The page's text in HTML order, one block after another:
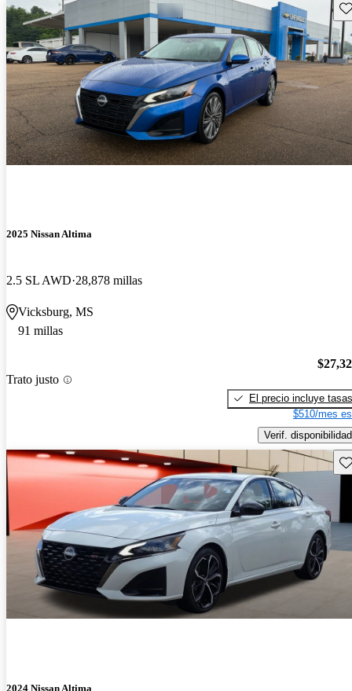
2025 Nissan Altima
2.5 SL AWD 28,878 millas
Vicksburg, MS
91 millas
Trato justo
El precio incluye tasas
$510/mes
Verif. disponibilidad
2024 Nissan Altima